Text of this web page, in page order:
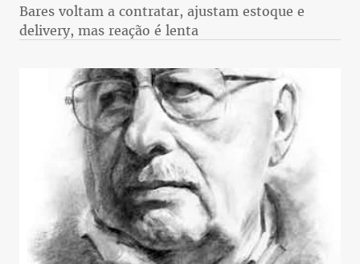
Bares voltam a contratar, ajustam estoque e
delivery, mas reação é lenta